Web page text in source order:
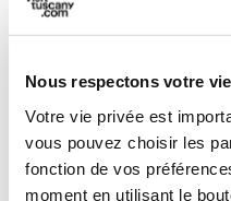
Nous respectons votre
Votre vie privée est
vous pouvez choisir les
fonction de vos
moment en utilisant le
Gastronomie
info Informations
language